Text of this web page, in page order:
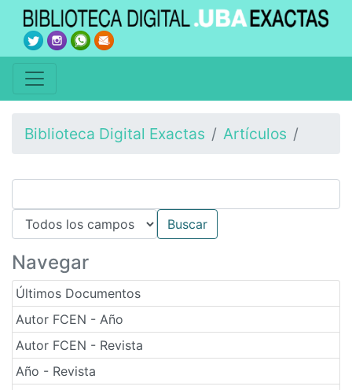
Biblioteca Digital Exactas Artículos
Navegar
Últimos Documentos
Autor FCEN - Año
Autor FCEN - Revista
Año - Revista